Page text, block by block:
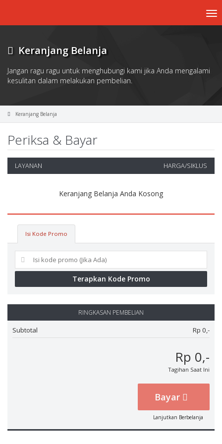
Keranjang Belanja
Jangan ragu ragu untuk menghubungi kami jika Anda mengalami
kesulitan dalam melakukan pembelian.
Keranjang Belanja
Periksa & Bayar
LAYANAN HARGA/SIKLUS
Keranjang Belanja Anda Kosong
Isi Kode Promo
Terapkan Kode Promo
RINGKASAN PEMBELIAN
Subtotal Rp 0,-
Rp 0,-
Tagihan Saat Ini
Bayar
Lanjutkan Berbelanja